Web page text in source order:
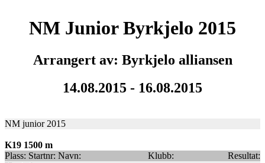
NM Junior Byrkjelo 2015
Arrangert av: Byrkjelo alliansen
14.08.2015 - 16.08.2015
NM junior 2015
K19 1500 m
Plass: Startnr: Navn: Klubb:
Resultat: